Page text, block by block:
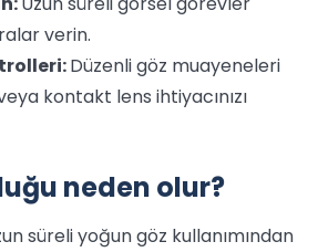
verin.
Düzenli göz muayeneleri
kontakt lens ihtiyacınızı
neden olur?
süreli yoğun göz kullanımından